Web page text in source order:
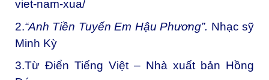
viet-nam-xua/
2.“Anh Tiền Tuyến Em Hậu Phương”. Nhạc sỹ
Minh Kỳ
3.Từ Điển Tiếng Việt – Nhà xuất bản Hồng